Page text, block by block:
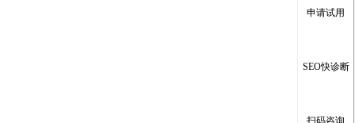
申请试用
SEO快诊断
扫码咨询